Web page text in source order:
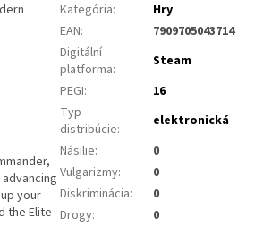
your
the Elite
Kategória:
Hry
EAN:
7909705043714
Digitální
platforma:
Steam
PEGI:
16
Typ
distribúcie:
elektronická
Násilie:
0
Vulgarizmy:
0
Diskriminácia:
0
Drogy:
0